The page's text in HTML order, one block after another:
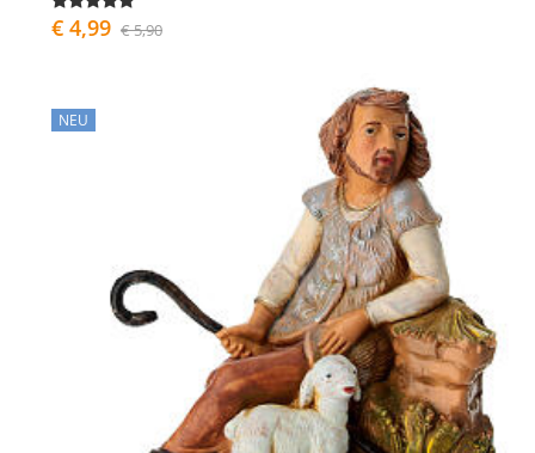
€ 4,99 € 5,90
NEU